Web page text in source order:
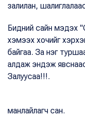
залилан,
Бидний сайн мэдэх
хэмээх хочийг
байгаа. За нэг
алдаж эндэж
Залуусаа!!!.
Залуу
манлайлагч сан.